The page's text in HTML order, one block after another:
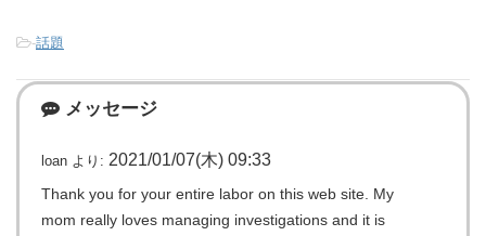
-話題
メッセージ
loan より: 2021/01/07(木) 09:33
Thank you for your entire labor on this web site. My
mom really loves managing investigations and it is